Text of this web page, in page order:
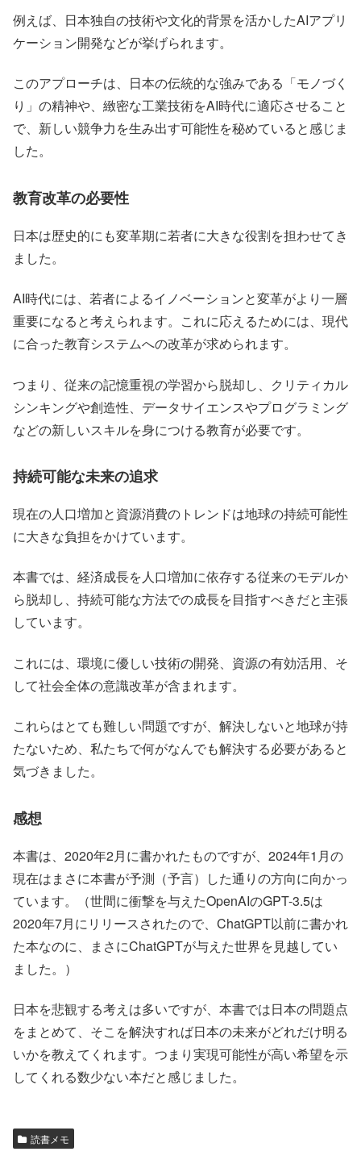
例えば、日本独自の技術や文化的背景を活かしたAIアプリ
ケーション開発などが挙げられます。
このアプローチは、日本の伝統的な強みである「モノづく
り」の精神や、緻密な工業技術をAI時代に適応させること
で、新しい競争力を生み出す可能性を秘めていると感じま
した。
教育改革の必要性
日本は歴史的にも変革期に若者に大きな役割を担わせてき
ました。
AI時代には、若者によるイノベーションと変革がより一層
重要になると考えられます。これに応えるためには、現代
に合った教育システムへの改革が求められます。
つまり、従来の記憶重視の学習から脱却し、クリティカル
シンキングや創造性、データサイエンスやプログラミング
などの新しいスキルを身につける教育が必要です。
持続可能な未来の追求
現在の人口増加と資源消費のトレンドは地球の持続可能性
に大きな負担をかけています。
本書では、経済成長を人口増加に依存する従来のモデルか
ら脱却し、持続可能な方法での成長を目指すべきだと主張
しています。
これには、環境に優しい技術の開発、資源の有効活用、そ
して社会全体の意識改革が含まれます。
これらはとても難しい問題ですが、解決しないと地球が持
たないため、私たちで何がなんでも解決する必要があると
気づきました。
感想
本書は、2020年2月に書かれたものですが、2024年1月の
現在はまさに本書が予測（予言）した通りの方向に向かっ
ています。（世間に衝撃を与えたOpenAIのGPT-3.5は
2020年7月にリリースされたので、ChatGPT以前に書かれ
た本なのに、まさにChatGPTが与えた世界を見越してい
ました。）
日本を悲観する考えは多いですが、本書では日本の問題点
をまとめて、そこを解決すれば日本の未来がどれだけ明る
いかを教えてくれます。つまり実現可能性が高い希望を示
してくれる数少ない本だと感じました。
読書メモ